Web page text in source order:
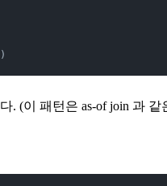
. (이 패턴은 as-of join 과